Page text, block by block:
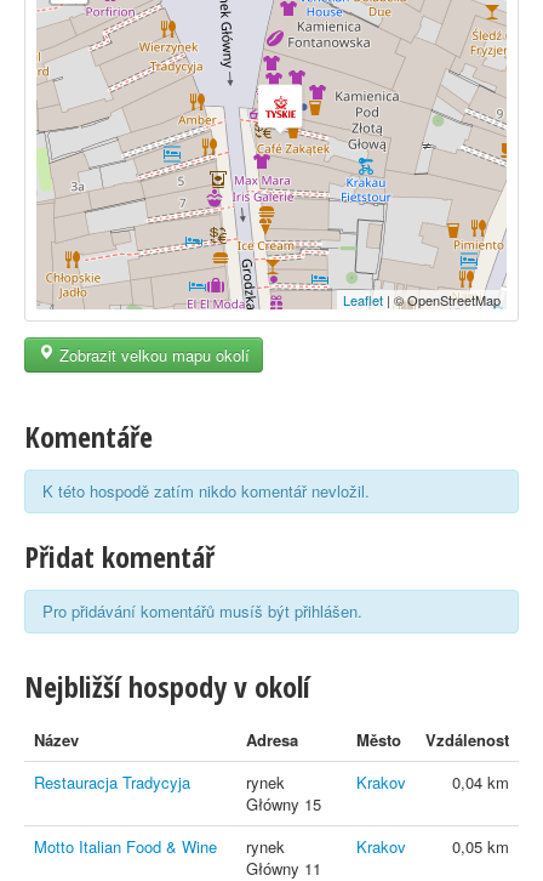
Leaflet | © OpenStreetMap
Zobrazit velkou mapu okolí
Komentáře
K této hospodě zatím nikdo komentář nevložil.
Přidat komentář
Pro přidávání komentářů musíš být přihlášen.
Nejbližší hospody v okolí
Název Adresa Město
Vzdálenost
Restauracja Tradycyja
rynek
Główny 15
Krakov 0,04 km
Motto Italian Food & Wine
rynek
Główny 11
Krakov 0,05 km